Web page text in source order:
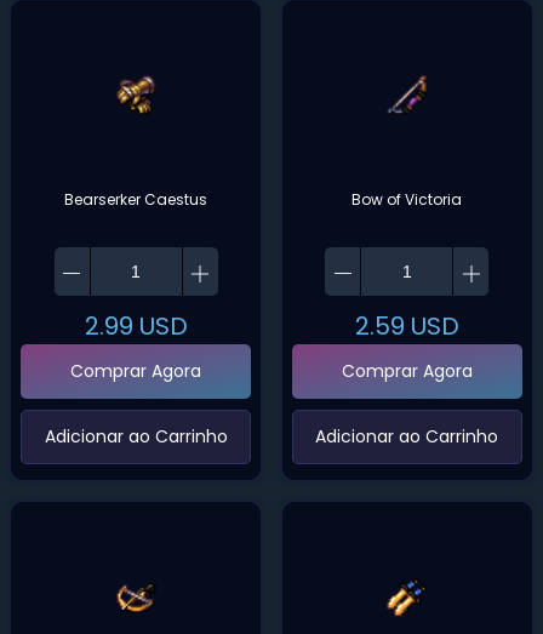
Bearserker Caestus
2.99 USD
Comprar Agora
‌Adicionar ao Carrinho‌
Bow of Victoria
2.59 USD
Comprar Agora
‌Adicionar ao Carrinho‌